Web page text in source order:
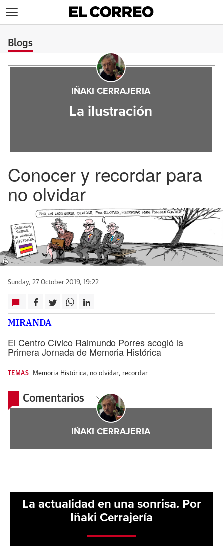
Blogs
IÑAKI CERRAJERIA
La ilustración
Conocer y recordar para
no olvidar
Sunday, 27 October 2019, 19:22
MIRANDA
El Centro Cívico Raimundo Porres acogió la
Primera Jornada de Memoria Histórica
TEMAS Memoria Histórica, no olvidar, recordar
Comentarios
IÑAKI CERRAJERIA
La actualidad en una sonrisa. Por
Iñaki Cerrajería